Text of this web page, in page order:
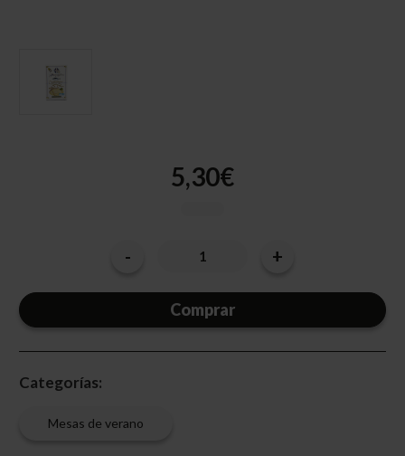
5,30€
existencias:
Disminuir
de
VENTRESCA
CLARO
125
-
Aumentar
de
CLARO
125
+
Categorías:
Mesas de verano